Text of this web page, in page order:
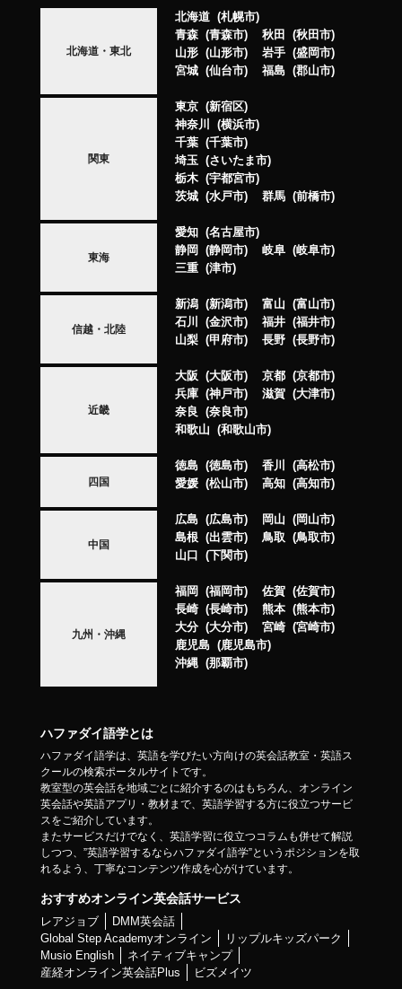
北海道・東北
北海道
札幌市
青森
青森市 秋田
秋田市
山形
山形市 岩手
盛岡市
宮城
仙台市 福島 郡山市
関東
東京
新宿区
神奈川
横浜市
千葉
千葉市
埼玉
さいたま市
栃木
宇都宮市
茨城
水戸市 群馬 前橋市
東海
愛知
名古屋市
静岡
静岡市 岐阜
岐阜市
三重
津市
信越・北陸
新潟 新潟市 富山
富山市
石川
金沢市 福井
福井市
山梨
甲府市 長野 長野市
近畿
大阪 大阪市 京都
京都市
兵庫
神戸市 滋賀
大津市
奈良
奈良市
和歌山
和歌山市
四国
徳島 徳島市 香川
高松市
愛媛
松山市 高知 高知市
中国
広島 広島市 岡山
岡山市
島根
出雲市 鳥取
鳥取市
山口
下関市
九州・沖縄
福岡 福岡市 佐賀
佐賀市
長崎
長崎市 熊本
熊本市
大分
大分市 宮崎
宮崎市
鹿児島
鹿児島市
沖縄
那覇市
ハファダイ語学とは
ハファダイ語学は、英語を学びたい方向けの英会話教室・英語ス
クールの検索ポータルサイトです。
教室型の英会話を地域ごとに紹介するのはもちろん、オンライン
英会話や英語アプリ・教材まで、英語学習する方に役立つサービ
スをご紹介しています。
またサービスだけでなく、英語学習に役立つコラムも併せて解説
しつつ、”英語学習するならハファダイ語学”というポジションを取
れるよう、丁寧なコンテンツ作成を心がけています。
おすすめオンライン英会話サービス
レアジョブ
DMM英会話
Global Step Academyオンライン
リップルキッズパーク
Musio English
ネイティブキャンプ
産経オンライン英会話Plus
ビズメイツ